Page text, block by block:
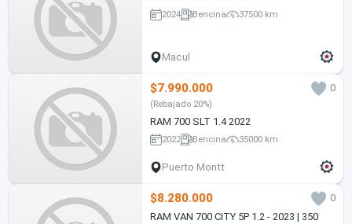
2024 Bencina 37500 km
Macul
$7.990.000 0
(Rebajado 20%)
RAM 700 SLT 1.4 2022
2022 Bencina 35000 km
Puerto Montt
$8.280.000
0
RAM VAN 700 CITY 5P 1.2 - 2023 | 350